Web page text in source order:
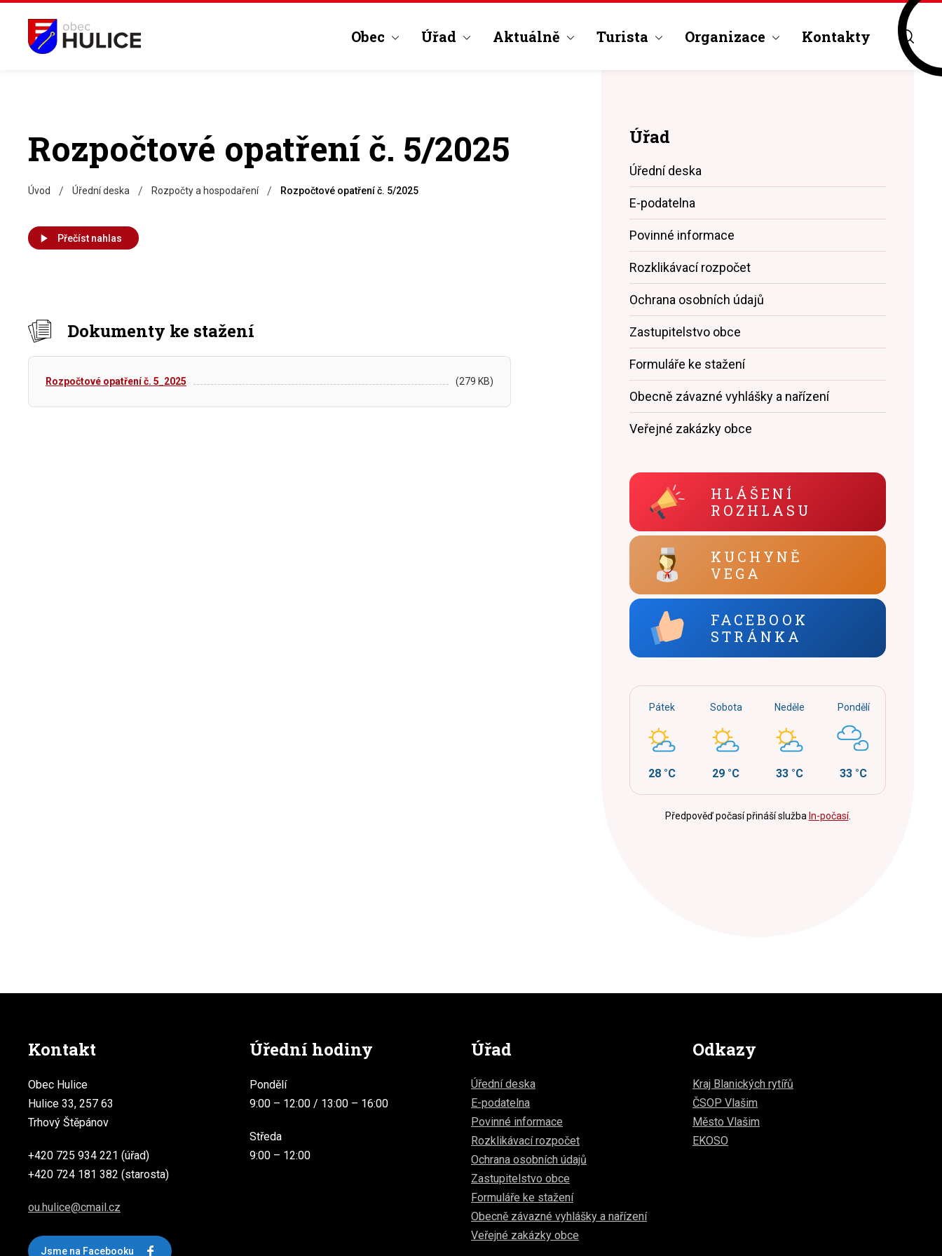
Obec Úřad Aktuálně Turista Organizace Kontakty
Rozpočtové opatření č. 5/2025
Úvod / Úřední deska / Rozpočty a hospodaření / Rozpočtové opatření č. 5/2025
Přečíst nahlas
Dokumenty ke stažení
Rozpočtové opatření č. 5_2025 (279 KB)
Úřad
Úřední deska
E-podatelna
Povinné informace
Rozklikávací rozpočet
Ochrana osobních údajů
Zastupitelstvo obce
Formuláře ke stažení
Obecně závazné vyhlášky a nařízení
Veřejné zakázky obce
HLÁŠENÍ
ROZHLASU
KUCHYNĚ
VEGA
FACEBOOK
STRÁNKA
Pátek
28 °C
Sobota
29 °C
Neděle
33 °C
Pondělí
33 °C
Předpověď počasí přináší služba In-počasí.
Kontakt
Obec Hulice
Hulice 33, 257 63
Trhový Štěpánov
+420 725 934 221 (úřad)
+420 724 181 382 (starosta)
ou.hulice@cmail.cz
Jsme na Facebooku
Úřední hodiny
Pondělí
9:00 – 12:00 / 13:00 – 16:00
Středa
9:00 – 12:00
Úřad
Úřední deska
E-podatelna
Povinné informace
Rozklikávací rozpočet
Ochrana osobních údajů
Zastupitelstvo obce
Formuláře ke stažení
Obecně závazné vyhlášky a nařízení
Veřejné zakázky obce
Odkazy
Kraj Blanických rytířů
ČSOP Vlašim
Město Vlašim
EKOSO